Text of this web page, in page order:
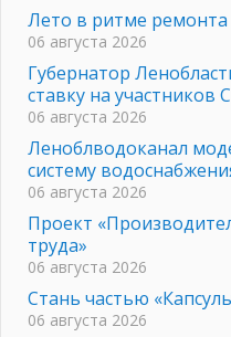
Лето в ритме ремонта
06 августа 2026
Губернатор
ставку на участников
06 августа 2026
Леноблводоканал
систему
06 августа 2026
Проект
труда»
06 августа 2026
Стань частью
06 августа 2026